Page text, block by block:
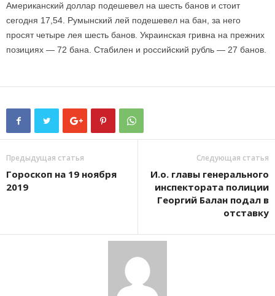
Американский доллар подешевел на шесть банов и стоит
сегодня 17,54. Румынский лей подешевел на бан, за него
просят четыре лея шесть банов. Украинская гривна на прежних
позициях — 72 бана. Стабилен и российский рубль — 27 банов.
Предыдущая статья
Гороскоп на 19 ноября
2019
Следующая статья
И.о. главы генерального
инспектората полиции
Георгий Балан подал в
отставку